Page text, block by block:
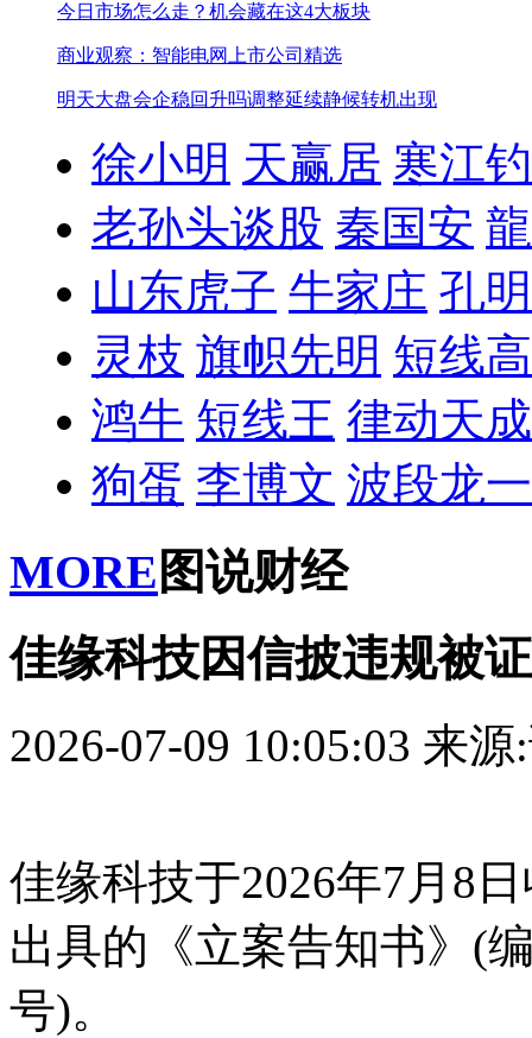
今日市场怎么走？机会藏在这4大板块
商业观察：智能电网上市公司精选
明天大盘会企稳回升吗调整延续静候转机出现
徐小明 天赢居 寒江
老孙头谈股 秦国安
山东虎子 牛家庄 孔
灵枝 旗帜先明 短线
鸿牛 短线王 律动天成
狗蛋 李博文 波段龙一
MORE 图说财经
佳缘科技因信披违规被
2026-07-09 10:05:03 来源
佳缘科技于2026年7月8
出具的《立案告知书》(
号)。